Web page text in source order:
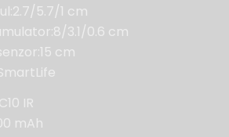
5.7/1 cm
3.1/0.6 cm
cm
IR
mAh